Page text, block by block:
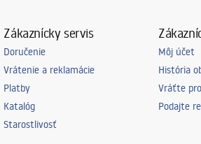
Zákaznícky servis
Doručenie
Vrátenie a reklamácie
Platby
Katalóg
Starostlivosť
Môj účet
História
Vráťte
Podajte